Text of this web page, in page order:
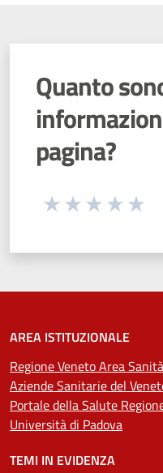
Quanto
pagina?
Seleziona una
AREA ISTITUZIONALE
Regione Veneto Area
Aziende Sanitarie del
Portale della Salute
Università di Padova
TEMI IN EVIDENZA